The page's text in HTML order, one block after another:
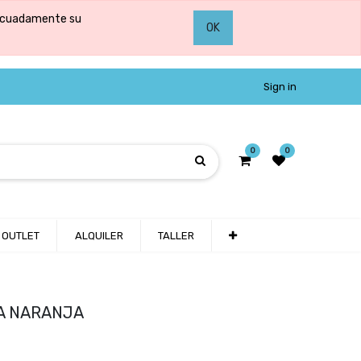
su
OK
Sign in
0 0
OUTLET ALQUILER TALLER
NARANJA